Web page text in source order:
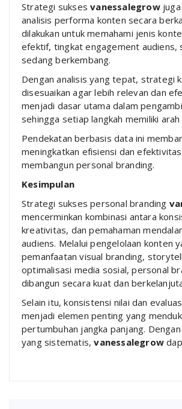
Strategi suksesvanessalegrowjuga
analisis performa konten secara
dilakukan untuk memahami jenis
efektif, tingkat engagement audiens,
sedang berkembang.
Dengan analisis yang tepat, strategi
disesuaikan agar lebih relevan dan
menjadi dasar utama dalam
sehingga setiap langkah memiliki
Pendekatan berbasis data ini
meningkatkan efisiensi dan
membangun personal branding.
Kesimpulan
Strategi sukses personal branding
mencerminkan kombinasi antara
kreativitas, dan pemahaman
audiens. Melalui pengelolaan konten
pemanfaatan visual branding,
optimalisasi media sosial, personal
dibangun secara kuat dan
Selain itu, konsistensi nilai dan
menjadi elemen penting yang
pertumbuhan jangka panjang.
yang sistematis,vanessalegrow